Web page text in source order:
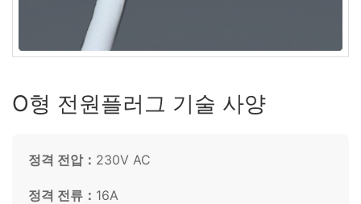
O형 전원플러그 기술 사양
정격 전압： 230V AC
정격 전류： 16A